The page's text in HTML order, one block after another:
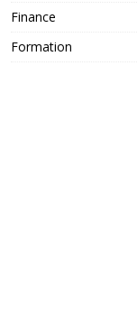
Finance
Formation